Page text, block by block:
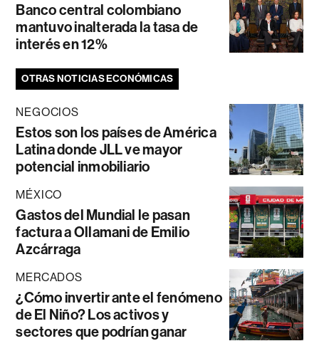
Banco central colombiano
mantuvo inalterada la tasa de
interés en 12%
OTRAS NOTICIAS ECONÓMICAS
NEGOCIOS
Estos son los países de América
Latina donde JLL ve mayor
potencial inmobiliario
MÉXICO
Gastos del Mundial le pasan
factura a Ollamani de Emilio
Azcárraga
MERCADOS
¿Cómo invertir ante el fenómeno
de El Niño? Los activos y
sectores que podrían ganar